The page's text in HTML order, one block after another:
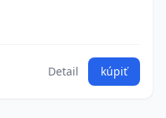
Detail kúpiť